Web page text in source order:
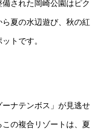
された岡崎公園はピク
夏の水辺遊び、秋の紅
トです。
ナテンボス」が見逃せ
の複合リゾートは、夏